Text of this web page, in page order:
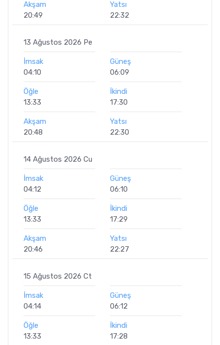
Akşam
20:49
Yatsı
22:32
13 Ağustos 2026 Pe
İmsak
04:10
Güneş
06:09
Öğle
13:33
İkindi
17:30
Akşam
20:48
Yatsı
22:30
14 Ağustos 2026 Cu
İmsak
04:12
Güneş
06:10
Öğle
13:33
İkindi
17:29
Akşam
20:46
Yatsı
22:27
15 Ağustos 2026 Ct
İmsak
04:14
Güneş
06:12
Öğle
13:33
İkindi
17:28